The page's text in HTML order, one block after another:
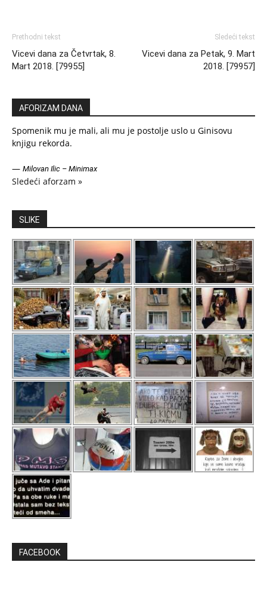
Prethodni tekst
Vicevi dana za Četvrtak, 8.
Mart 2018. [79955]
Sledeći tekst
Vicevi dana za Petak, 9. Mart
2018. [79957]
AFORIZAM DANA
Spomenik mu je mali, ali mu je postolje uslo u Ginisovu
knjigu rekorda.
— Milovan Ilic – Minimax
Sledeći aforzam »
SLIKE
FACEBOOK